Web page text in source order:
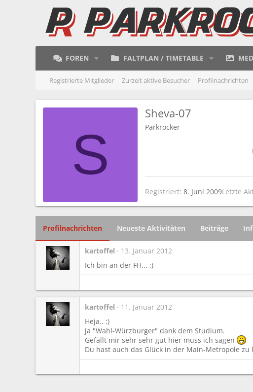
FOREN FALTPLAN / TIMETABLE
Registrierte Mitglieder Zurzeit aktive Besucher Profilnachrichten
S
Sheva-07
Parkrocker
Registriert 8. Juni 2009Letzte
Profilnachrichten Neueste Aktivitäten Beiträge
kartoffel
13. Januar 2012
Ich bin an der FH... ;)
kartoffel
11. Januar 2012
Heja.. :)
ja "Wahl-Würzburger" dank dem Studium.
Gefällt mir sehr sehr gut hier muss ich sagen
Du hast auch das Glück in der Main-Metropole zu